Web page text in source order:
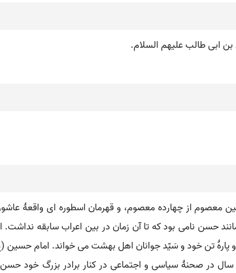
ابی طالب علیهم السلام.
معصوم از چهارده معصوم، و قهرمان اسطوره ای
حسن نامی بود که تا آن زمان در بین اعراب سابقه
و پارۀ تن خود و سَیّد جوانان اهل بهشت می خواند. امام
در صحنۀ سیاسی و اجتماعی در کنار برادر بزرگ خود